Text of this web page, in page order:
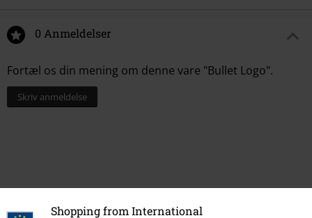
Shopping from International
0 Anmeldelser
Fortæl os din mening om denne vare "Bullet Logo".
Skriv anmeldelse